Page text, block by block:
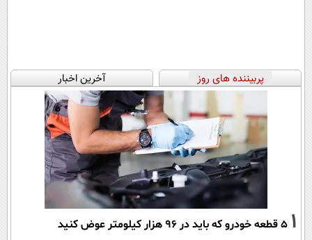
پربیننده های روز آخرین اخبار
1 ۵ قطعه خودرو که باید در ۹۶ هزار کیلومتر عوض کنید